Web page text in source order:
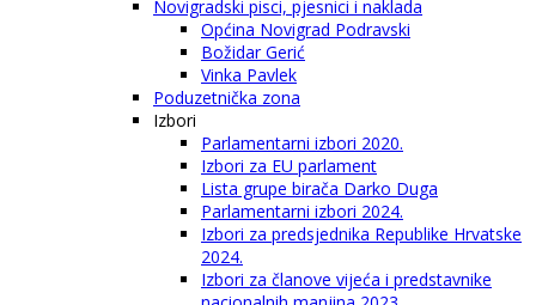
Novigradski pisci, pjesnici i naklada
Općina Novigrad Podravski
Božidar Gerić
Vinka Pavlek
Poduzetnička zona
Izbori
Parlamentarni izbori 2020.
Izbori za EU parlament
Lista grupe birača Darko Duga
Parlamentarni izbori 2024.
Izbori za predsjednika Republike Hrvatske
2024.
Izbori za članove vijeća i predstavnike